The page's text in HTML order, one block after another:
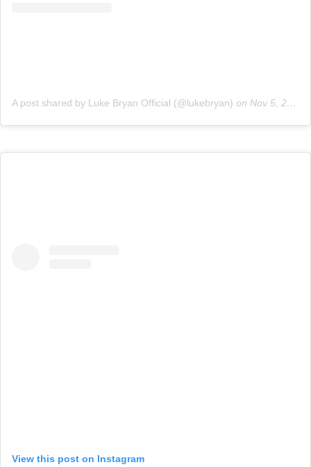
A post shared by Luke Bryan Official (@lukebryan) on Nov 5, 2020 at 12:30pm PST
View this post on Instagram